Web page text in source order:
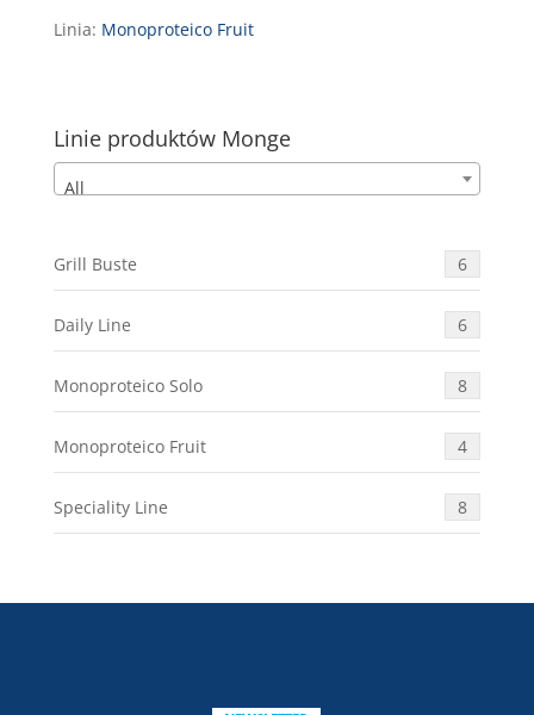
Linia: Monoproteico Fruit
Linie produktów Monge
All
Grill Buste 6
Daily Line 6
Monoproteico Solo 8
Monoproteico Fruit 4
Speciality Line 8